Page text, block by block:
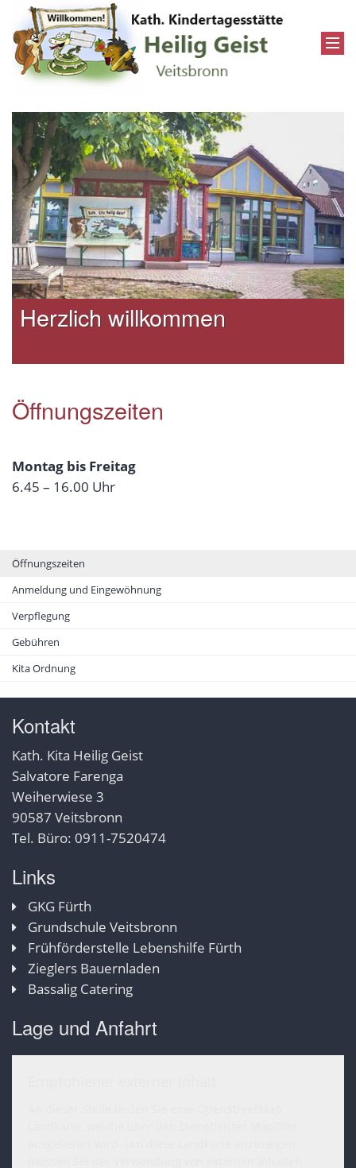
Herzlich willkommen
Öffnungszeiten
Montag bis Freitag
6.45 – 16.00 Uhr
Öffnungszeiten
Anmeldung und Eingewöhnung
Verpflegung
Gebühren
Kita Ordnung
Kontakt
Kath. Kita Heilig Geist
Salvatore Farenga
Weiherwiese 3
90587 Veitsbronn
Tel. Büro: 0911-7520474
Links
GKG Fürth
Grundschule Veitsbronn
Frühförderstelle Lebenshilfe Fürth
Zieglers Bauernladen
Bassalig Catering
Lage und Anfahrt